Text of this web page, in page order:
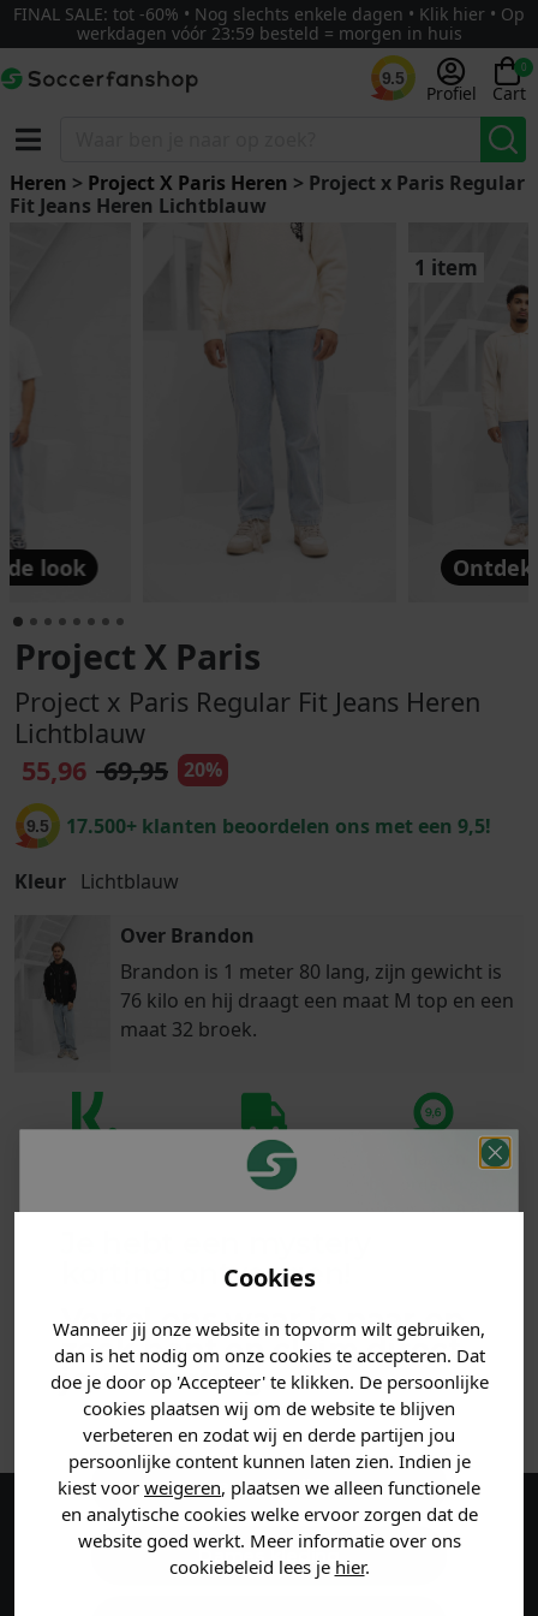
Cookies
Wanneer jij onze website in topvorm wilt gebruiken,
dan is het nodig om onze cookies te accepteren. Dat
doe je door op 'Accepteer' te klikken. De persoonlijke
cookies plaatsen wij om de website te blijven
verbeteren en zodat wij en derde partijen jou
persoonlijke content kunnen laten zien. Indien je
kiest voor weigeren, plaatsen we alleen functionele
en analytische cookies welke ervoor zorgen dat de
website goed werkt. Meer informatie over ons
cookiebeleid lees je hier.
FINAL SALE: tot -60% • Nog slechts enkele dagen • Klik hier • Op
werkdagen vóór 23:59 besteld = morgen in huis
9.5
Profiel
0
Cart
Heren > Project X Paris Heren > Project x Paris Regular
Fit Jeans Heren Lichtblauw
de look
1 item
Project X Paris
Project x Paris Regular Fit Jeans Heren
Lichtblauw
55,96 69,95 20%
9.5 17.500+ klanten beoordelen ons met een 9,5!
Kleur Lichtblauw
Over Brandon
Brandon is 1 meter 80 lang, zijn gewicht is
76 kilo en hij draagt een maat M top en een
maat 32 broek.
Voor 23:59 besteld
is morgen in huis!*
met een 9,6!
PRODUCTINFORMATIE
MATERIAAL & WASVOORSCHRIFT
ANDERE BESTELDEN OOK
Maak een account aan en ontvang 5%
korting op je eerste bestelling!
korting ontvangen!
Vertel ons waar je naar op
zoek bent en claim direct
jouwkorting.
Heren kleding
Dames kleding